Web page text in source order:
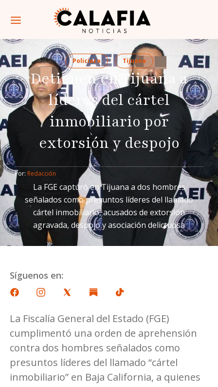
Policiaca Tijuana
Detienen en Tijuana a
líderes del cártel
inmobiliario por
extorsión y despojo
Por: Redacción
La FGE capturó en Tijuana a dos hombres
señalados como presuntos líderes del llamado
cártel inmobiliario, acusados de extorsión
agravada, despojo y asociación delictuosa
Síguenos en:
La Fiscalía General del Estado (FGE)
cumplimentó una orden de aprehensión
contra dos hombres señalados como
presuntos líderes del llamado “cártel
inmobiliario” en Baja California, a quienes